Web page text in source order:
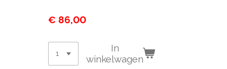
€ 86,00
In
winkelwagen